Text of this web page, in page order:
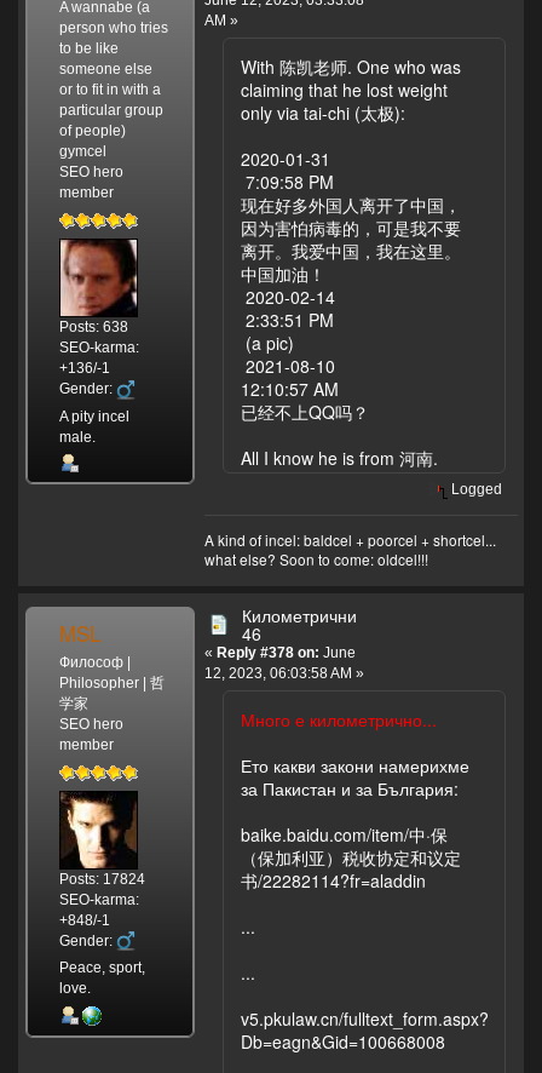
A wannabe (a
person who tries
to be like
someone else
or to fit in with a
particular group
of people)
gymcel
SEO hero
member
Posts: 638
SEO-karma:
+136/-1
Gender:
A pity incel
male.
AM »
With 陈凯老师. One who was
claiming that he lost weight
only via tai-chi (太极):
2020-01-31
7:09:58 PM
现在好多外国人离开了中国，
因为害怕病毒的，可是我不要
离开。我爱中国，我在这里。
中国加油！
2020-02-14
2:33:51 PM
(a pic)
2021-08-10
12:10:57 AM
已经不上QQ吗？
All I know he is from 河南.
Logged
A kind of incel: baldcel + poorcel + shortcel...
what else? Soon to come: oldcel!!!
MSL
Философ |
Philosopher | 哲
学家
SEO hero
member
Posts: 17824
SEO-karma:
+848/-1
Gender:
Peace, sport,
love.
Километрични
46
« Reply #378 on: June
12, 2023, 06:03:58 AM »
Много е километрично...
Ето какви закони намерихме
за Пакистан и за България:
baike.baidu.com/item/中·保
（保加利亚）税收协定和议定
书/22282114?fr=aladdin
...
...
v5.pkulaw.cn/fulltext_form.aspx?
Db=eagn&Gid=100668008